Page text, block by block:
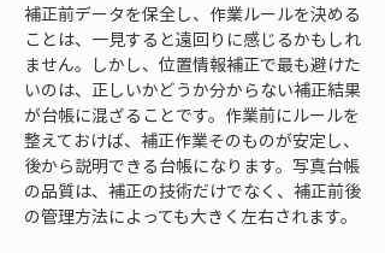
補正前データを保全し、作業ルールを決める
ことは、一見すると遠回りに感じるかもしれ
ません。しかし、位置情報補正で最も避けた
いのは、正しいかどうか分からない補正結果
が台帳に混ざることです。作業前にルールを
整えておけば、補正作業そのものが安定し、
後から説明できる台帳になります。写真台帳
の品質は、補正の技術だけでなく、補正前後
の管理方法によっても大きく左右されます。